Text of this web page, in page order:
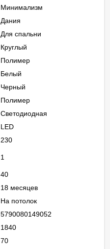
Минимализм
Дания
Для спальни
Круглый
Полимер
Белый
Черный
Полимер
Светодиодная
LED
230
1
40
18 месяцев
На потолок
5790080149052
1840
70